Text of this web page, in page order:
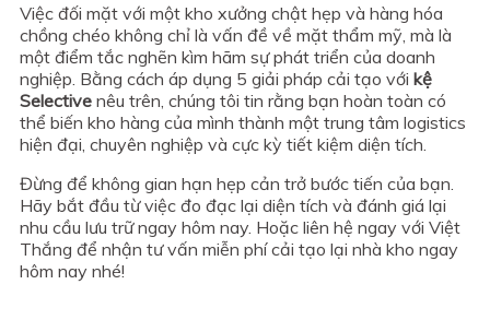
Việc đối mặt với một kho xưởng chật hẹp và hàng hóa
chồng chéo không chỉ là vấn đề về mặt thẩm mỹ, mà là
một điểm tắc nghẽn kìm hãm sự phát triển của doanh
nghiệp. Bằng cách áp dụng 5 giải pháp cải tạo với kệ
Selective nêu trên, chúng tôi tin rằng bạn hoàn toàn có
thể biến kho hàng của mình thành một trung tâm logistics
hiện đại, chuyên nghiệp và cực kỳ tiết kiệm diện tích.
Đừng để không gian hạn hẹp cản trở bước tiến của bạn.
Hãy bắt đầu từ việc đo đạc lại diện tích và đánh giá lại
nhu cầu lưu trữ ngay hôm nay. Hoặc liên hệ ngay với Việt
Thắng để nhận tư vấn miễn phí cải tạo lại nhà kho ngay
hôm nay nhé!